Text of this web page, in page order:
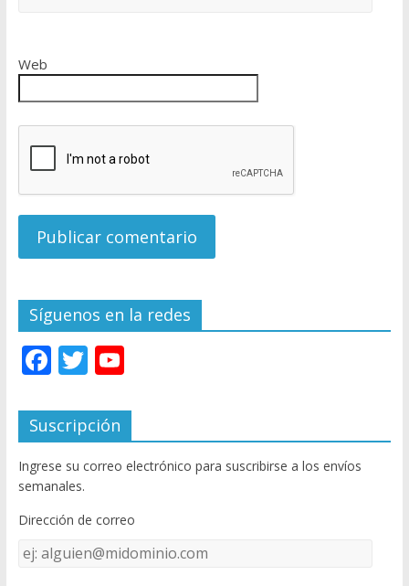
Web
Síguenos en la redes
F
e
b
o
o
k
T
itt
er
Y
u
T
u
e
C
Suscripción
Ingrese su correo electrónico para suscribirse a los envíos
semanales.
Dirección de correo
Dirección